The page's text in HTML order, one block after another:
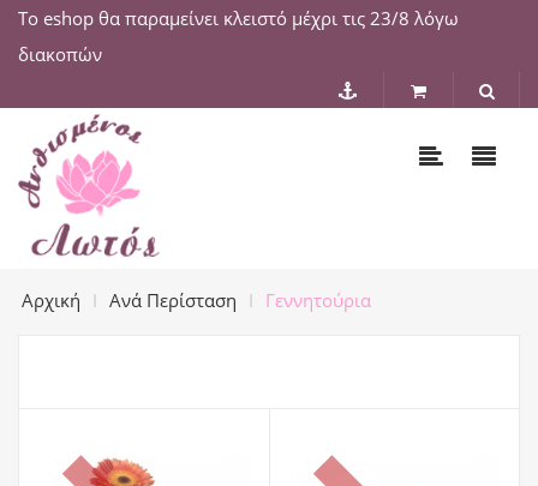
Το eshop θα παραμείνει κλειστό μέχρι τις 23/8 λόγω
διακοπών
Αρχική Ανά Περίσταση Γεννητούρια